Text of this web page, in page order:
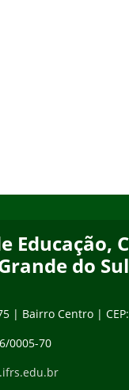
Educação,
do
| Bairro Centro |
0005-70